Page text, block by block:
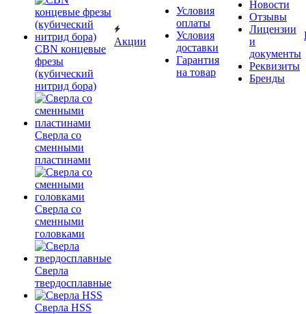
CBN концевые
фрезы
(кубический
нитрид бора)
Сверла со
сменными
пластинами
Сверла со
сменными
головками
Сверла
твердосплавные
Сверла HSS
Акции
Условия
оплаты
Условия
доставки
Гарантия
на товар
Новости
Отзывы
Лицензии
и
документы
Реквизиты
Бренды